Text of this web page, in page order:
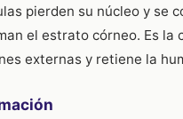
pierden su núcleo y se
el estrato córneo. Es la
externas y retiene la